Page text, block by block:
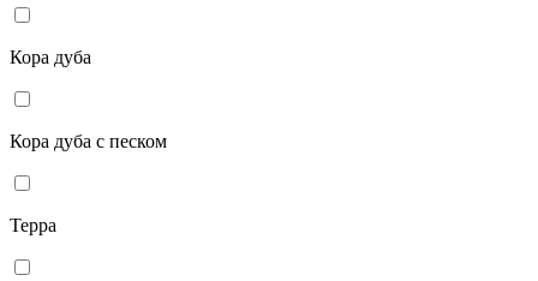
Кора дуба
Кора дуба с песком
Терра